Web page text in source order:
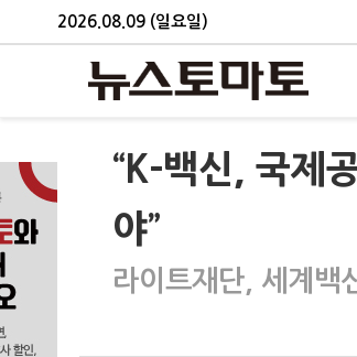
2026.08.09 (일요일)
“K-백신, 국제
야”
라이트재단, 세계백